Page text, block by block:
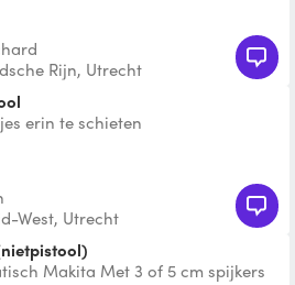
Rijn, Utrecht
erin te schieten
West, Utrecht
Makita Met 3 of 5 cm spijkers